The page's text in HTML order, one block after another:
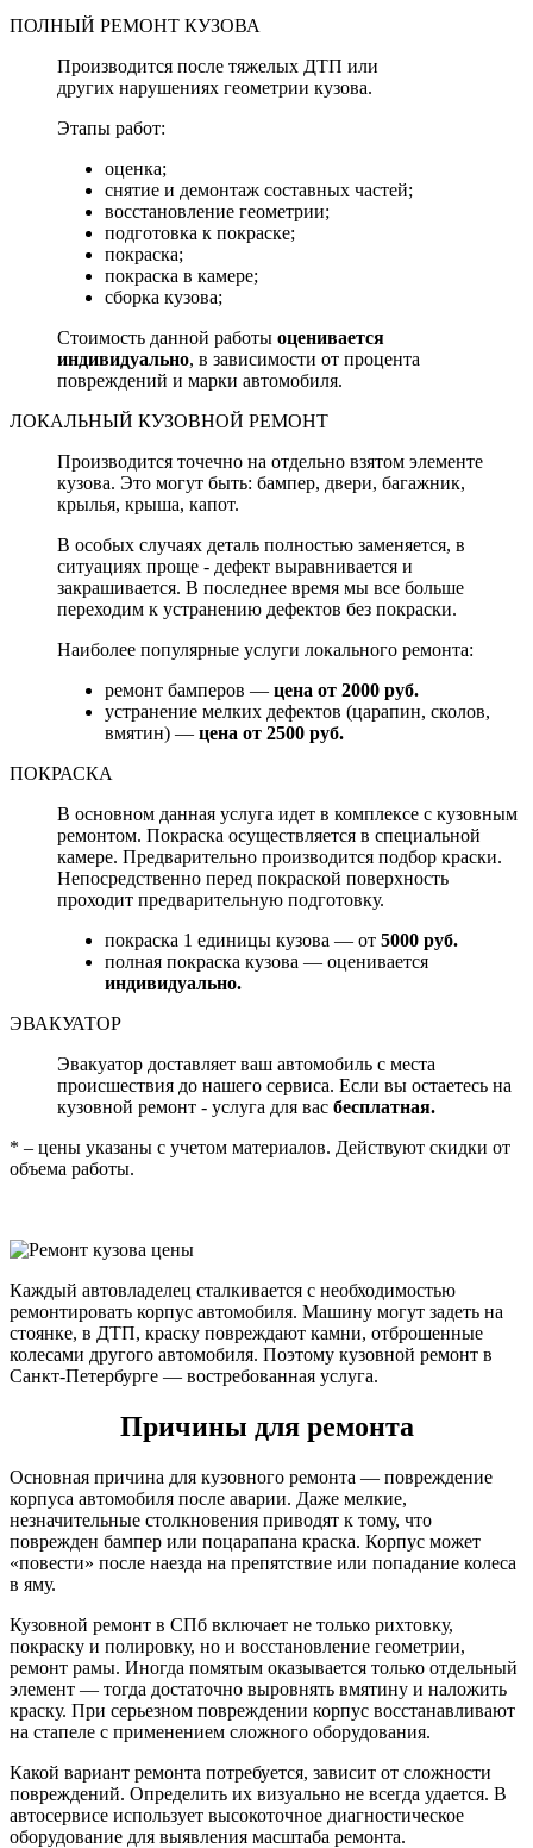
ПОЛНЫЙ РЕМОНТ КУЗОВА
Производится после тяжелых ДТП или
других нарушениях геометрии кузова.
Этапы работ:
оценка;
снятие и демонтаж составных частей;
восстановление геометрии;
подготовка к покраске;
покраска;
покраска в камере;
сборка кузова;
Стоимость данной работы оценивается
индивидуально, в зависимости от процента
повреждений и марки автомобиля.
ЛОКАЛЬНЫЙ КУЗОВНОЙ РЕМОНТ
Производится точечно на отдельно взятом элементе
кузова. Это могут быть: бампер, двери, багажник,
крылья, крыша, капот.
В особых случаях деталь полностью заменяется, в
ситуациях проще - дефект выравнивается и
закрашивается. В последнее время мы все больше
переходим к устранению дефектов без покраски.
Наиболее популярные услуги локального ремонта:
ремонт бамперов — цена от 2000 руб.
устранение мелких дефектов (царапин, сколов,
вмятин) — цена от 2500 руб.
ПОКРАСКА
В основном данная услуга идет в комплексе с кузовным
ремонтом. Покраска осуществляется в специальной
камере. Предварительно производится подбор краски.
Непосредственно перед покраской поверхность
проходит предварительную подготовку.
покраска 1 единицы кузова — от 5000 руб.
полная покраска кузова — оценивается
индивидуально.
ЭВАКУАТОР
Эвакуатор доставляет ваш автомобиль с места
происшествия до нашего сервиса. Если вы остаетесь на
кузовной ремонт - услуга для вас бесплатная.
* – цены указаны с учетом материалов. Действуют скидки от
объема работы.
Каждый автовладелец сталкивается с необходимостью
ремонтировать корпус автомобиля. Машину могут задеть на
стоянке, в ДТП, краску повреждают камни, отброшенные
колесами другого автомобиля. Поэтому кузовной ремонт в
Санкт-Петербурге — востребованная услуга.
Причины для ремонта
Основная причина для кузовного ремонта — повреждение
корпуса автомобиля после аварии. Даже мелкие,
незначительные столкновения приводят к тому, что
поврежден бампер или поцарапана краска. Корпус может
«повести» после наезда на препятствие или попадание колеса
в яму.
Кузовной ремонт в СПб включает не только рихтовку,
покраску и полировку, но и восстановление геометрии,
ремонт рамы. Иногда помятым оказывается только отдельный
элемент — тогда достаточно выровнять вмятину и наложить
краску. При серьезном повреждении корпус восстанавливают
на стапеле с применением сложного оборудования.
Какой вариант ремонта потребуется, зависит от сложности
повреждений. Определить их визуально не всегда удается. В
автосервисе использует высокоточное диагностическое
оборудование для выявления масштаба ремонта.